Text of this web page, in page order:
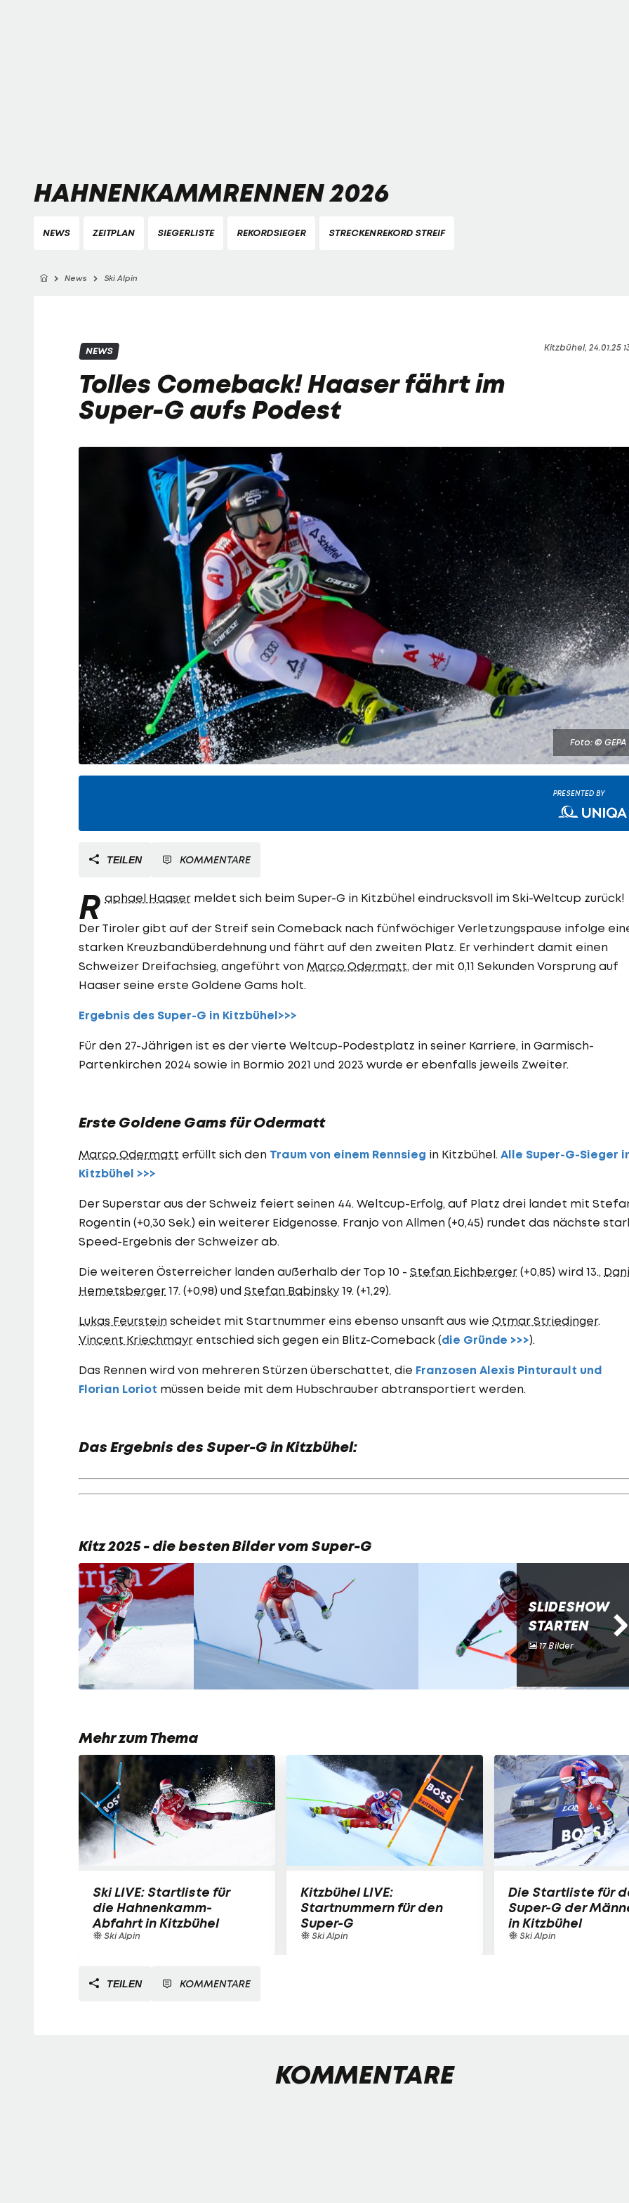
HAHNENKAMMRENNEN 2026
NEWS ZEITPLAN SIEGERLISTE REKORDSIEGER STRECKENREKORD STREIF
News Ski Alpin
Kitzbühel, 24.01.25
NEWS
Tolles Comeback! Haaser fährt im
Super-G aufs Podest
Foto: © GEPA
PRESENTED BY
TEILEN KOMMENTARE
R aphael Haaser meldet sich beim Super-G in Kitzbühel eindrucksvoll im Ski-Weltcup zurück!
Der Tiroler gibt auf der Streif sein Comeback nach fünfwöchiger Verletzungspause infolge
starken Kreuzbandüberdehnung und fährt auf den zweiten Platz. Er verhindert damit einen
Schweizer Dreifachsieg, angeführt von Marco Odermatt, der mit 0,11 Sekunden Vorsprung auf
Haaser seine erste Goldene Gams holt.
Ergebnis des Super-G in Kitzbühel>>>
Für den 27-Jährigen ist es der vierte Weltcup-Podestplatz in seiner Karriere, in Garmisch-
Partenkirchen 2024 sowie in Bormio 2021 und 2023 wurde er ebenfalls jeweils Zweiter.
Erste Goldene Gams für Odermatt
Marco Odermatt erfüllt sich den Traum von einem Rennsieg in Kitzbühel. Alle Super-G-Sieger
Kitzbühel >>>
Der Superstar aus der Schweiz feiert seinen 44. Weltcup-Erfolg, auf Platz drei landet mit
Rogentin (+0,30 Sek.) ein weiterer Eidgenosse. Franjo von Allmen (+0,45) rundet das nächste
Speed-Ergebnis der Schweizer ab.
Die weiteren Österreicher landen außerhalb der Top 10 - Stefan Eichberger (+0,85) wird 13.,
Hemetsberger 17. (+0,98) und Stefan Babinsky19. (+1,29).
Lukas Feurstein scheidet mit Startnummer eins ebenso unsanft aus wie Otmar Striedinger.
Vincent Kriechmayr entschied sich gegen ein Blitz-Comeback (die Gründe >>>).
Das Rennen wird von mehreren Stürzen überschattet, die Franzosen Alexis Pinturault und
Florian Loriot müssen beide mit dem Hubschrauber abtransportiert werden.
Das Ergebnis des Super-G in Kitzbühel:
Kitz 2025 - die besten Bilder vom Super-G
SLIDESHOW
STARTEN
17 Bilder
Mehr zum Thema
Ski LIVE: Startliste für
die Hahnenkamm-
Abfahrt in Kitzbühel
Ski Alpin
Kitzbühel LIVE:
Startnummern für den
Super-G
Ski Alpin
Die Startliste für
Super-G der
in Kitzbühel
Ski Alpin
TEILEN KOMMENTARE
KOMMENTARE